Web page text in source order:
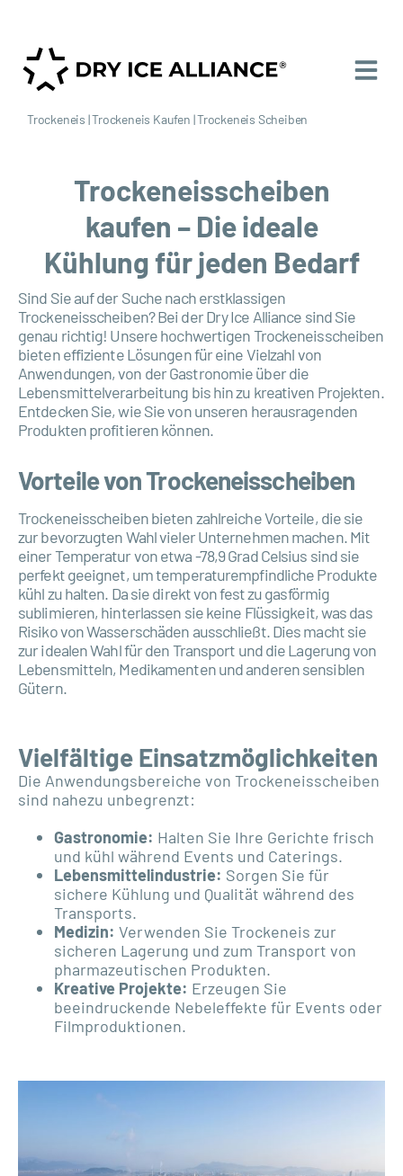
Trockeneis |Trockeneis Kaufen |Trockeneis Scheiben
Trockeneisscheiben
kaufen – Die ideale
Kühlung für jeden Bedarf
Sind Sie auf der Suche nach erstklassigen
Trockeneisscheiben? Bei der Dry Ice Alliance sind Sie
genau richtig! Unsere hochwertigen Trockeneisscheiben
bieten effiziente Lösungen für eine Vielzahl von
Anwendungen, von der Gastronomie über die
Lebensmittelverarbeitung bis hin zu kreativen Projekten.
Entdecken Sie, wie Sie von unseren herausragenden
Produkten profitieren können.
Vorteile von Trockeneisscheiben
Trockeneisscheiben bieten zahlreiche Vorteile, die sie
zur bevorzugten Wahl vieler Unternehmen machen. Mit
einer Temperatur von etwa -78,9 Grad Celsius sind sie
perfekt geeignet, um temperaturempfindliche Produkte
kühl zu halten. Da sie direkt von fest zu gasförmig
sublimieren, hinterlassen sie keine Flüssigkeit, was das
Risiko von Wasserschäden ausschließt. Dies macht sie
zur idealen Wahl für den Transport und die Lagerung von
Lebensmitteln, Medikamenten und anderen sensiblen
Gütern.
Vielfältige Einsatzmöglichkeiten
Die Anwendungsbereiche von Trockeneisscheiben
sind nahezu unbegrenzt:
Gastronomie: Halten Sie Ihre Gerichte frisch
und kühl während Events und Caterings.
Lebensmittelindustrie: Sorgen Sie für
sichere Kühlung und Qualität während des
Transports.
Medizin: Verwenden Sie Trockeneis zur
sicheren Lagerung und zum Transport von
pharmazeutischen Produkten.
Kreative Projekte: Erzeugen Sie
beeindruckende Nebeleffekte für Events oder
Filmproduktionen.